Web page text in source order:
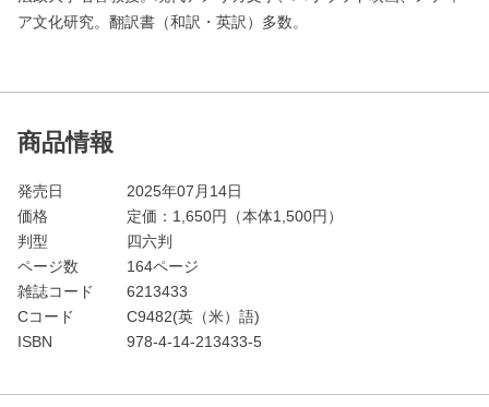
ア文化研究。翻訳書（和訳・英訳）多数。
商品情報
発売日
2025年07月14日
価格
定価： 1,650円（本体1,500円）
判型
四六判
ページ数
164ページ
雑誌コード
6213433
Cコード
C9482(英（米）語)
ISBN
978-4-14-213433-5